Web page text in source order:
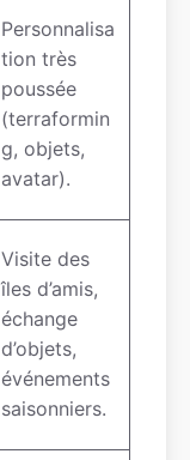
Personnalisa
tion très
poussée
(terraformin
g, objets,
avatar).
Visite des
îles d’amis,
échange
d’objets,
événements
saisonniers.